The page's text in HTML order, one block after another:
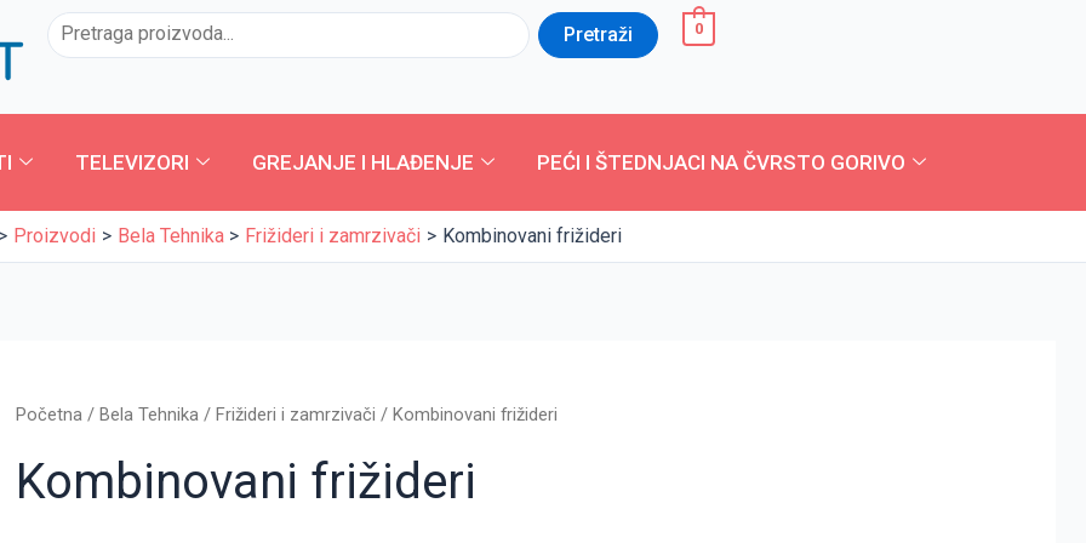
Pretraga Pretraži 0
TELEVIZORI GREJANJE I HLAĐENJE PEĆI I ŠTEDNJACI NA ČVRSTO GORIVO
Proizvodi Bela Tehnika Frižideri i zamrzivači Kombinovani frižideri
Početna /Bela Tehnika /Frižideri i zamrzivači / Kombinovani frižideri
Kombinovani frižideri
Sorted